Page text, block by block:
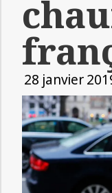
28 janvier